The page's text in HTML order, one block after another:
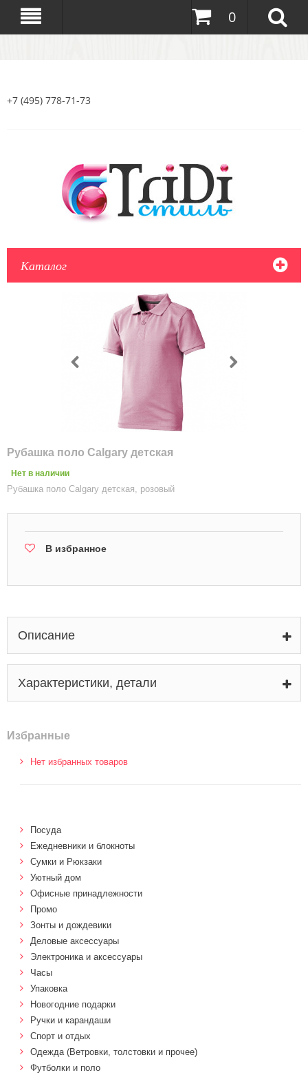
0
+7 (495) 778-71-73
Каталог
Рубашка поло Calgary детская
Нет в наличии
Рубашка поло Calgary детская, розовый
В избранное
Описание
Характеристики, детали
Избранные
Нет избранных товаров
Посуда
Ежедневники и блокноты
Сумки и Рюкзаки
Уютный дом
Офисные принадлежности
Промо
Зонты и дождевики
Деловые аксессуары
Электроника и аксессуары
Часы
Упаковка
Новогодние подарки
Ручки и карандаши
Спорт и отдых
Одежда (Ветровки, толстовки и прочее)
Футболки и поло